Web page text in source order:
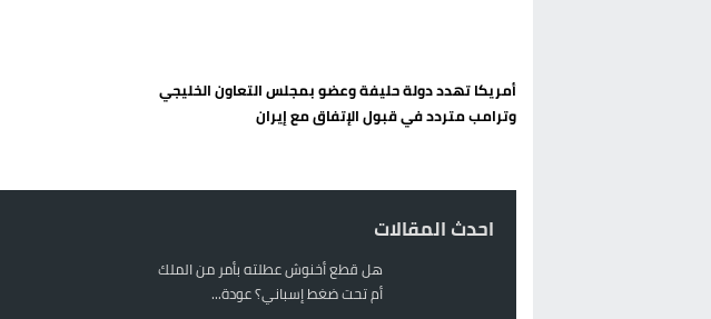
بين أمواج سبتة وشواطئ مايوركا: حين يهرب المواطن ويصطاف المسؤول
أمريكا تهدد دولة حليفة وعضو بمجلس التعاون الخليجي
وترامب متردد في قبول الإتفاق مع إيران
احدث المقالات
هل قطع أخنوش عطلته بأمر من الملك
أم تحت ضغط إسباني؟ عودة...